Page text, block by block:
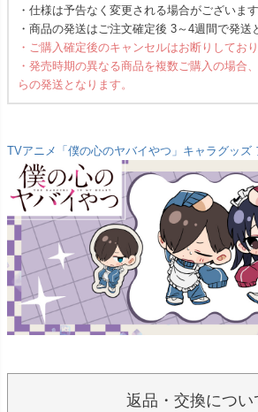
・仕様は予告なく変更される場合がございます
・商品の発送はご注文確定後 3～4週間で発送
・ご購入確定後のキャンセルはお断りしており
・発売時期の異なる商品を複数ご購入の場合
らの発送となります。
TVアニメ「僕の心のヤバイやつ」キャラグッズ
返品・交換につい